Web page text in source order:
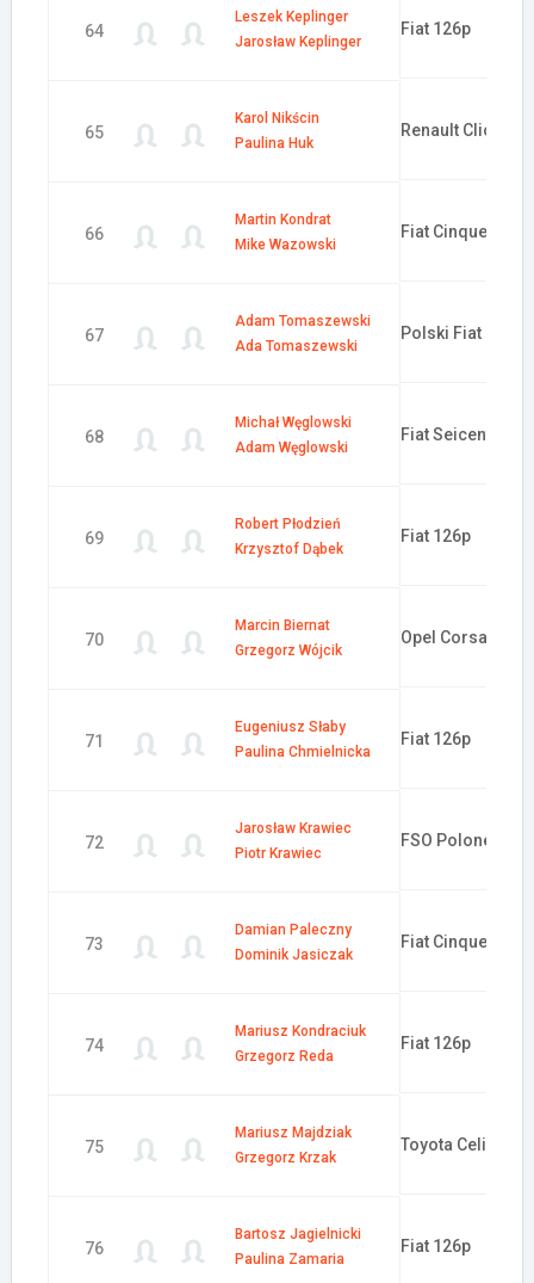
64
Leszek Keplinger
Jarosław Keplinger
Fiat 126p
65
Karol Nikścin
Paulina Huk
Renault Clio
66
Martin Kondrat
Mike Wazowski
Fiat Cinquecento
67
Adam Tomaszewski
Ada Tomaszewski
Polski Fiat 125p
68
Michał Węglowski
Adam Węglowski
Fiat Seicento
69
Robert Płodzień
Krzysztof Dąbek
Fiat 126p
70
Marcin Biernat
Grzegorz Wójcik
Opel Corsa
71
Eugeniusz Słaby
Paulina Chmielnicka
Fiat 126p
72
Jarosław Krawiec
Piotr Krawiec
FSO Polonez
73
Damian Paleczny
Dominik Jasiczak
Fiat Cinquecento
74
Mariusz Kondraciuk
Grzegorz Reda
Fiat 126p
75
Mariusz Majdziak
Grzegorz Krzak
Toyota Celica GT
76
Bartosz Jagielnicki
Paulina Zamaria
Fiat 126p